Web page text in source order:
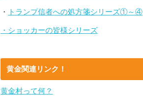
・ トランプ信者への処方箋シリーズ①～④
・ショッカーの皆様シリーズ
黄金関連リンク！
黄金村って何？